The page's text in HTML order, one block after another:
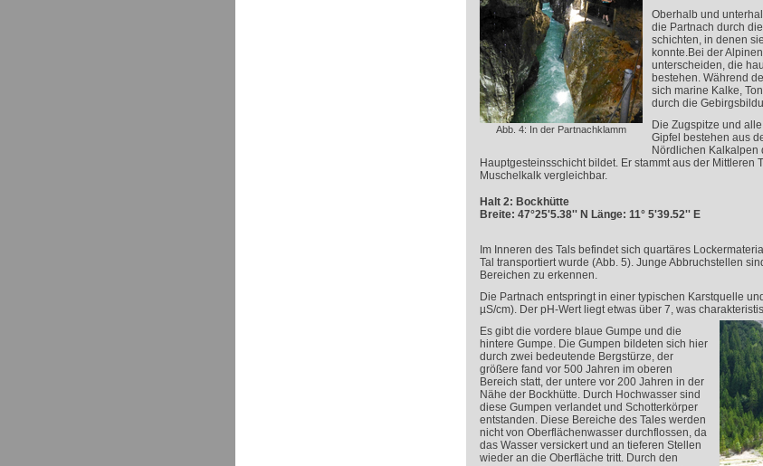
Abb. 4: In der Partnachklamm
Oberhalb und
die Partnach durch
schichten, in denen
konnte.Bei der
unterscheiden, die
bestehen. Während
sich marine Kalke,
durch die
Die Zugspitze und
Gipfel bestehen aus
Nördlichen Kalkalpen
Hauptgesteinsschicht bildet. Er stammt aus der Mittleren
Muschelkalk vergleichbar.
Halt 2: Bockhütte
Breite: 47°25'5.38'' N Länge: 11° 5'39.52'' E
Im Inneren des Tals befindet sich quartäres
Tal transportiert wurde (Abb. 5). Junge Abbruchstellen
Bereichen zu erkennen.
Die Partnach entspringt in einer typischen Karstquelle
µS/cm). Der pH-Wert liegt etwas über 7, was
Es gibt die vordere blaue Gumpe und die
hintere Gumpe. Die Gumpen bildeten sich hier
durch zwei bedeutende Bergstürze, der
größere fand vor 500 Jahren im oberen
Bereich statt, der untere vor 200 Jahren in der
Nähe der Bockhütte. Durch Hochwasser sind
diese Gumpen verlandet und Schotterkörper
entstanden. Diese Bereiche des Tales werden
nicht von Oberflächenwasser durchflossen, da
das Wasser versickert und an tieferen Stellen
wieder an die Oberfläche tritt. Durch den